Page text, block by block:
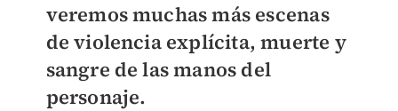
veremos muchas más escenas
de violencia explícita, muerte y
sangre de las manos del
personaje.